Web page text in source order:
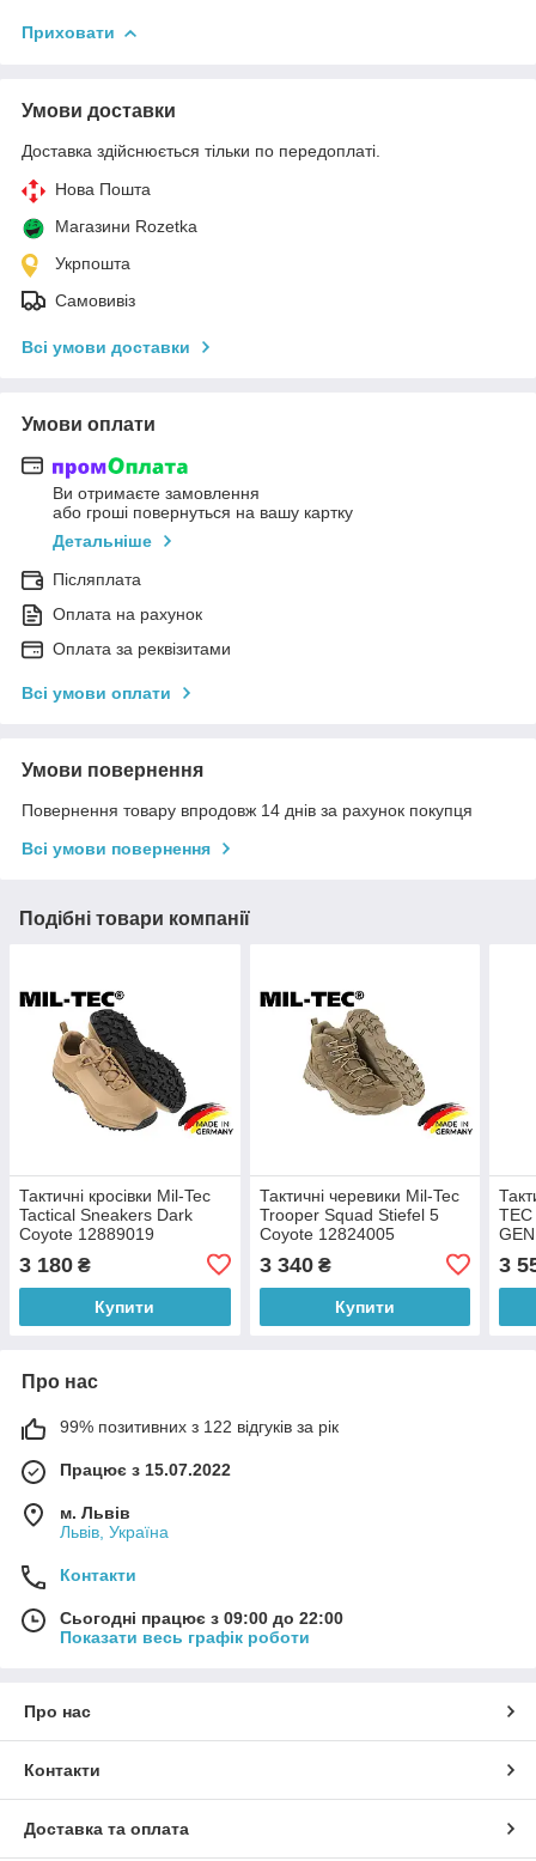
Приховати
Умови доставки
Доставка здійснюється тільки по передоплаті.
Нова Пошта
Магазини Rozetka
Укрпошта
Самовивіз
Всі умови доставки
Умови оплати
Ви отримаєте замовлення
або гроші повернуться на вашу картку
Детальніше
Післяплата
Оплата на рахунок
Оплата за реквізитами
Всі умови оплати
Умови повернення
Повернення товару впродовж 14 днів за рахунок покупця
Всі умови повернення
Подібні товари компанії
Тактичні кросівки Mil-Tec
Tactical Sneakers Dark
Coyote 12889019
3 180 ₴
Купити
Тактичні черевики Mil-Tec
Trooper Squad Stiefel 5
Coyote 12824005
3 340₴
Купити
TEC
3
Про нас
99% позитивних з 122 відгуків за рік
Працює з 15.07.2022
м. Львів
Львів, Україна
Контакти
Сьогодні працює з 09:00 до 22:00
Показати весь графік роботи
Про нас
Контакти
Доставка та оплата